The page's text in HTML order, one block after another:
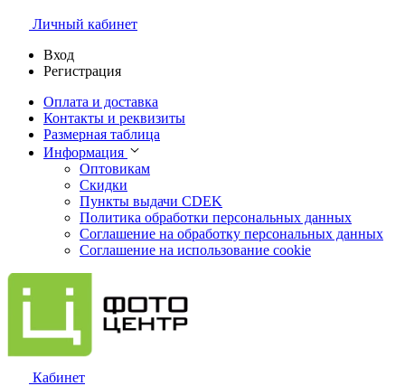
Личный кабинет
Вход
Регистрация
Оплата и доставка
Контакты и реквизиты
Размерная таблица
Информация
Оптовикам
Скидки
Пункты выдачи CDEK
Политика обработки персональных данных
Соглашение на обработку персональных данных
Соглашение на использование cookie
Кабинет